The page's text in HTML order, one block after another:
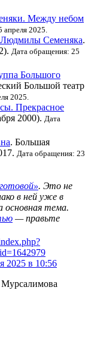
Между небом
2025.
Людмилы Семеняка.
Дата обращения: 25
Большого
Большой театр
2025.
Прекрасное
2000). Дата
. Большая
Дата обращения: 23
. Это не
в ней уже в
основная тема.
— правьте
2025 в 10:56
Мурсалимова